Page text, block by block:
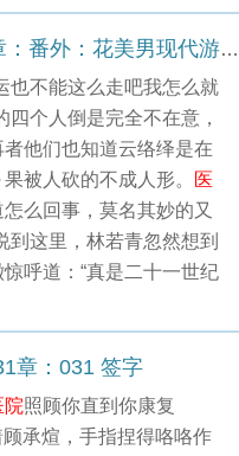
《弃妃：王爷别动怒》·第338章：番外：花美男现代游连锁事件（十三）
也不能这么走吧我怎么就
个人倒是完全不在意，
他们也知道云络绎是在
被人砍的不成人形。
医
么回事，莫名其妙的又
到这里，林若青忽然想到
呼道：“真是二十一世纪
章：031 签字
院照顾你直到你康复
承煊，手指捏得咯咯作